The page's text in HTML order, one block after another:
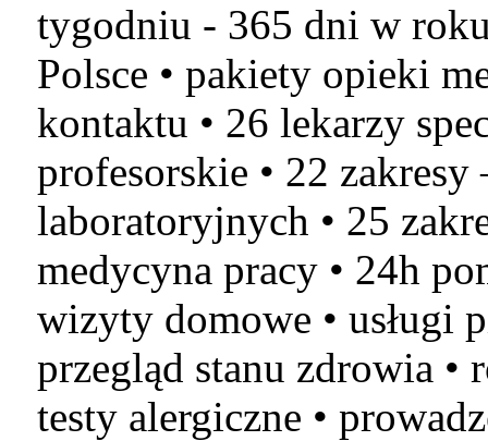
tygodniu - 365 dni w
Polsce • pakiety opieki
kontaktu • 26 lekarzy
profesorskie • 22
laboratoryjnych • 25
medycyna pracy • 24h
wizyty domowe • usługi
przegląd stanu zdrowia •
testy alergiczne •